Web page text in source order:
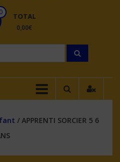
0 TOTAL
0,00€
/ APPRENTI SORCIER 5 6